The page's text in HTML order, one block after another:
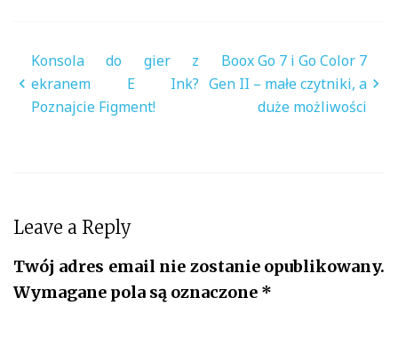
Nawigacja
wpisu
Konsola do gier z
ekranem E Ink?
Poznajcie Figment!
Boox Go 7 i Go Color 7
Gen II – małe czytniki, a
duże możliwości
Leave a Reply
Twój adres email nie zostanie opublikowany.
Wymagane pola są oznaczone *